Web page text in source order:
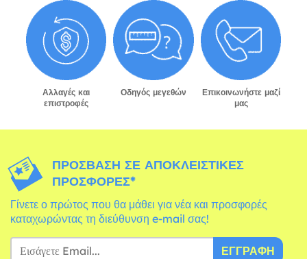
Αλλαγές και
επιστροφές
Οδηγός μεγεθών
Επικοινωνήστε μαζί
μας
ΠΡΌΣΒΑΣΗ ΣΕ ΑΠΟΚΛΕΙΣΤΙΚΈΣ
ΠΡΟΣΦΟΡΈΣ*
Γίνετε ο πρώτος που θα μάθει για νέα και προσφορές
καταχωρώντας τη διεύθυνση e-mail σας!
ΕΓΓΡΑΦΉ